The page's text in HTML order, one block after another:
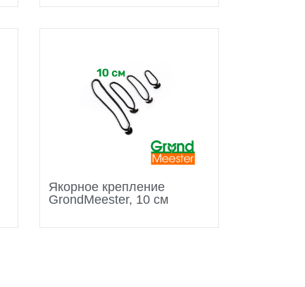
Якорное крепление
GrondMeester, 10 см